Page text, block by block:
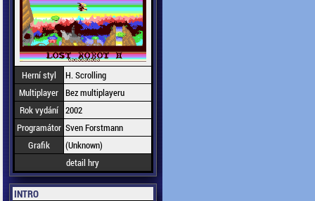
Herní styl
H. Scrolling
Multiplayer Bez multiplayeru
Rok vydání 2002
Programátor Sven Forstmann
Grafik
(Unknown)
detail hry
INTRO